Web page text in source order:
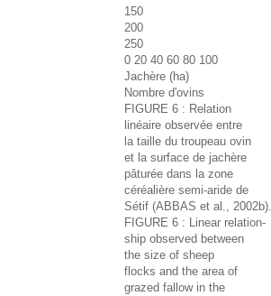
150
200
250
0 20 40 60 80 100
Jachère (ha)
Nombre d'ovins
FIGURE 6 : Relation
linéaire observée entre
la taille du troupeau ovin
et la surface de jachère
pâturée dans la zone
céréalière semi-aride de
Sétif (ABBAS et al., 2002b).
FIGURE 6 : Linear relation-
ship observed between
the size of sheep
flocks and the area of
grazed fallow in the